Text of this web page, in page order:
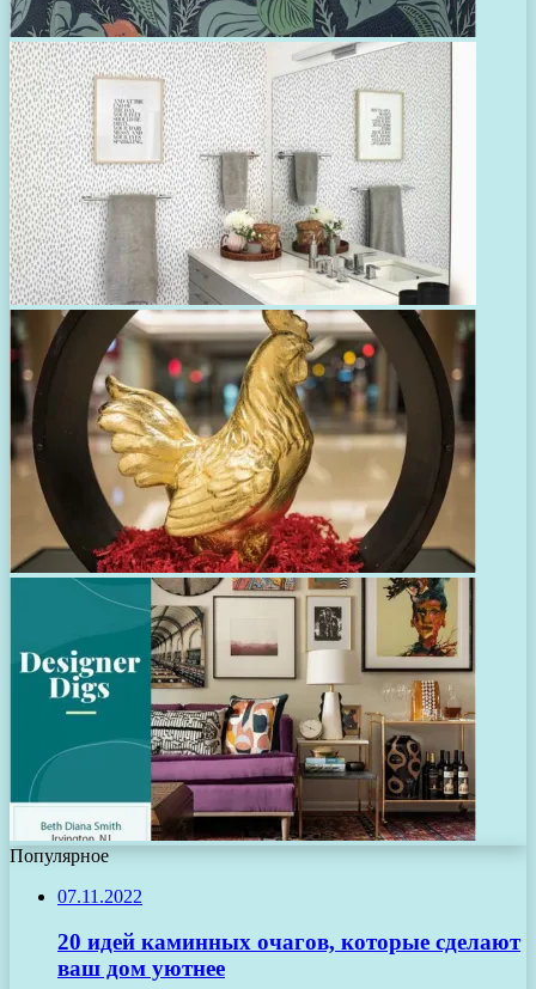
Популярное
07.11.2022
20 идей каминных очагов, которые сделают
ваш дом уютнее